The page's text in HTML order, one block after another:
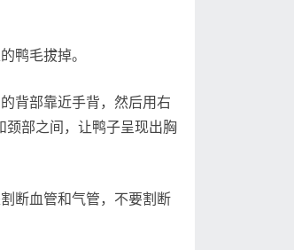
鸭毛拔掉。
背部靠近手背，然后用右
部之间，让鸭子呈现出胸
断血管和气管，不要割断